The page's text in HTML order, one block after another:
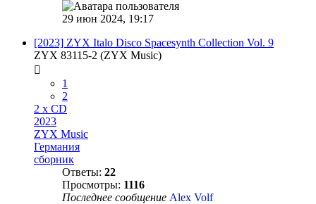
29 июн 2024, 19:17
[2023] ZYX Italo Disco Spacesynth Collection Vol. 9
ZYX 83115-2 (ZYX Music)
1
2
2 x CD
2023
ZYX Music
Германия
сборник
Ответы: 22
Просмотры: 1116
Последнее сообщение Alex Volf